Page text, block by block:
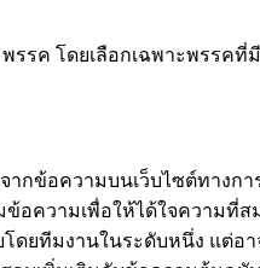
พรรค โดยเลือกเฉพาะพรรคที่
กข้อความบนเว็บไซต์ทางก
ข้อความเพื่อให้ได้ใจความที่
ดยทีมงานในระดับหนึ่ง แต่อ